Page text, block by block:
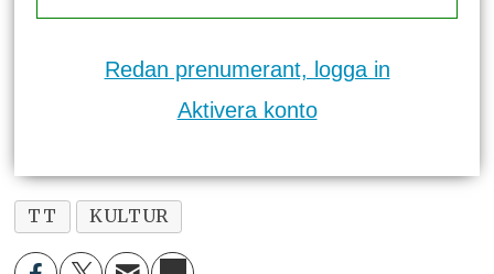
Redan prenumerant, logga in
Aktivera konto
TT KULTUR